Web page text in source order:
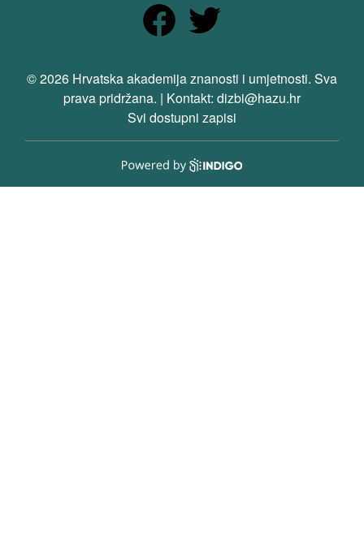
© 2026 Hrvatska akademija znanosti i umjetnosti. Sva
prava pridržana. | Kontakt: dizbi@hazu.hr
Svi dostupni zapisi